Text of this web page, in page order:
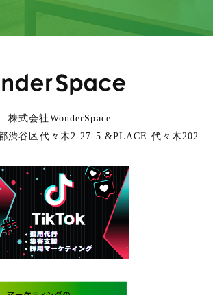
株式会社WonderSpace
渋谷区代々木2-27-5 &PLACE 代々木202